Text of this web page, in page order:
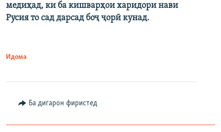
медиҳад, ки ба кишварҳои харидори нави
Русия то сад дарсад боҷ ҷорӣ кунад.
Идома
Ба дигарон фиристед